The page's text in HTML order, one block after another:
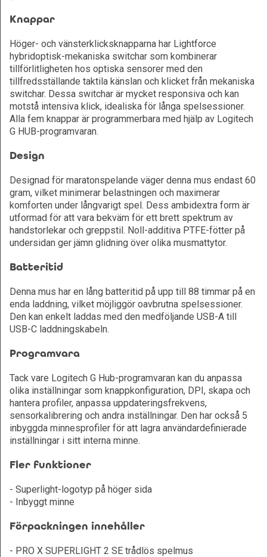
Knappar
Höger- och vänsterklicksknapparna har Lightforce
hybridoptisk-mekaniska switchar som kombinerar
tillförlitligheten hos optiska sensorer med den
tillfredsställande taktila känslan och klicket från mekaniska
switchar. Dessa switchar är mycket responsiva och kan
motstå intensiva klick, idealiska för långa spelsessioner.
Alla fem knappar är programmerbara med hjälp av Logitech
G HUB-programvaran.
Design
Designad för maratonspelande väger denna mus endast 60
gram, vilket minimerar belastningen och maximerar
komforten under långvarigt spel. Dess ambidextra form är
utformad för att vara bekväm för ett brett spektrum av
handstorlekar och greppstil. Noll-additiva PTFE-fötter på
undersidan ger jämn glidning över olika musmattytor.
Batteritid
Denna mus har en lång batteritid på upp till 88 timmar på en
enda laddning, vilket möjliggör oavbrutna spelsessioner.
Den kan enkelt laddas med den medföljande USB-A till
USB-C laddningskabeln.
Programvara
Tack vare Logitech G Hub-programvaran kan du anpassa
olika inställningar som knappkonfiguration, DPI, skapa och
hantera profiler, anpassa uppdateringsfrekvens,
sensorkalibrering och andra inställningar. Den har också 5
inbyggda minnesprofiler för att lagra användardefinierade
inställningar i sitt interna minne.
Fler funktioner
- Superlight-logotyp på höger sida
- Inbyggt minne
Förpackningen innehåller
- PRO X SUPERLIGHT 2 SE trådlös spelmus